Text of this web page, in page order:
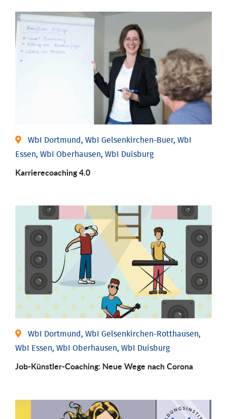
WbI Dortmund, WbI Gelsenkirchen-Buer, WbI
Essen, WbI Oberhausen, WbI Duisburg
Karriere­coaching 4.0
WbI Dortmund, WbI Gelsenkirchen-Rotthausen,
WbI Essen, WbI Oberhausen, WbI Duisburg
Job-Künstler-Coaching: Neue Wege nach Corona